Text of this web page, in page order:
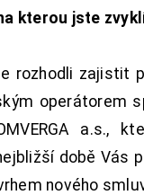
kterou jste
rozhodli zajistit
operátorem
a.s.,
době Vás
nového